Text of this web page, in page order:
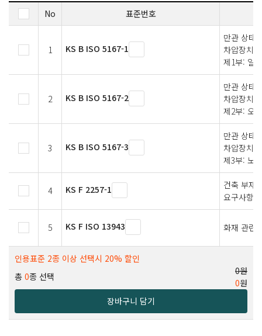
No 표준번호
1 KS B ISO 5167-1
만관 상태
차압장치
제1부: 일
2 KS B ISO 5167-2
만관 상태
차압장치
제2부: 오
3 KS B ISO 5167-3
만관 상태
차압장치
제3부: 노
4 KS F 2257-1
건축 부재
요구사항
5 KS F ISO 13943 화재 관련
인용표준 2종 이상 선택시 20% 할인
총 0종 선택
0원
0원
장바구니 담기